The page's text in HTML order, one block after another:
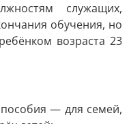
служащих,
обучения, но
возраста 23
— для семей,